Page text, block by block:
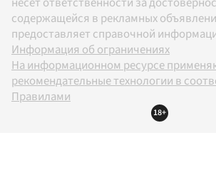
содержащейся в рекламных
предоставляет справочной
Информация об ограничениях
На информационном ресурсе
рекомендательные технологии в
Правилами
18+